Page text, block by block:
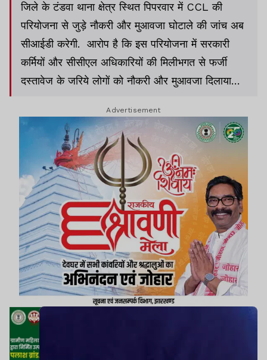
जिले के टंडवा थाना क्षेत्र स्थित पिपरवार में CCL की
परियोजना से जुड़े नौकरी और मुआवजा घोटाले की जांच अब
सीआईडी करेगी. आरोप है कि इस परियोजना में सरकारी
कर्मियों और सीसीएल अधिकारियों की मिलीभगत से फर्जी
दस्तावेज के जरिये लोगों को नौकरी और मुआवजा दिलाया
संख्या 54/2025 दर्ज है.
Advertisement